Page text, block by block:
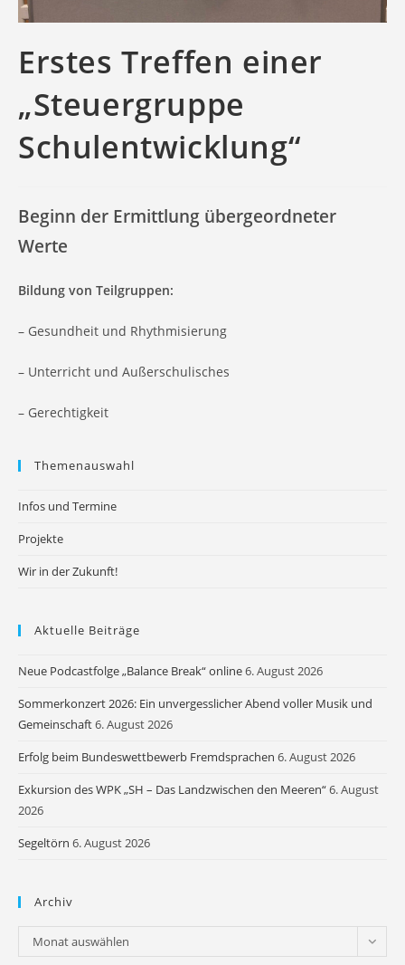
Erstes Treffen einer
„Steuergruppe
Schulentwicklung“
Beginn der Ermittlung übergeordneter
Werte
Bildung von Teilgruppen:
– Gesundheit und Rhythmisierung
– Unterricht und Außerschulisches
– Gerechtigkeit
Themenauswahl
Infos und Termine
Projekte
Wir in der Zukunft!
Aktuelle Beiträge
Neue Podcastfolge „Balance Break“ online6. August 2026
Sommerkonzert 2026: Ein unvergesslicher Abend voller Musik und
Gemeinschaft6. August 2026
Erfolg beim Bundeswettbewerb Fremdsprachen 6. August 2026
Exkursion des WPK „SH – Das Landzwischen den Meeren“6. August
2026
Segeltörn 6. August 2026
Archiv
Archiv
Monat auswählen